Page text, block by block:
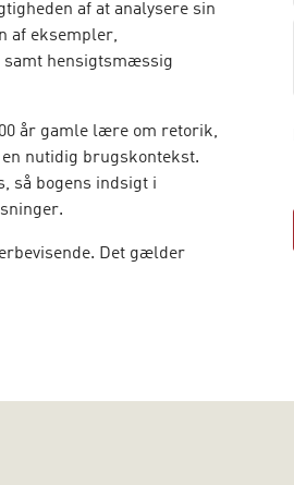
af at analysere sin
af eksempler,
samt hensigtsmæssig
år gamle lære om retorik,
nutidig brugskontekst.
så bogens indsigt i
Det gælder